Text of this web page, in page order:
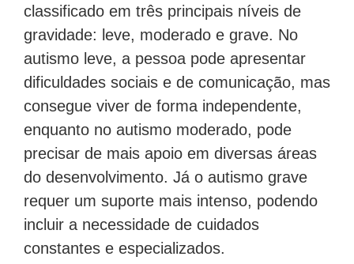
classificado em três principais níveis de
gravidade: leve, moderado e grave. No
autismo leve, a pessoa pode apresentar
dificuldades sociais e de comunicação, mas
consegue viver de forma independente,
enquanto no autismo moderado, pode
precisar de mais apoio em diversas áreas
do desenvolvimento. Já o autismo grave
requer um suporte mais intenso, podendo
incluir a necessidade de cuidados
constantes e especializados.